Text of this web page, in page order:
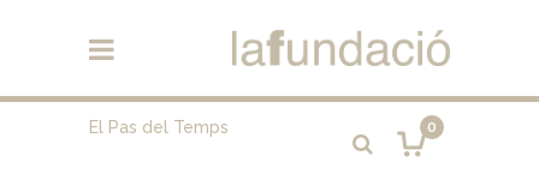
0
El Pas del Temps